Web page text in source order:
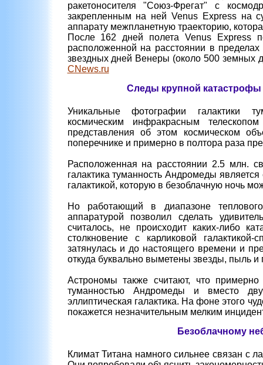
ракетоносителя "Союз-Фрегат" с
закрепленным на ней Venus Express на
аппарату межпланетную траекторию,
После 162 дней полета Venus Express
расположенной на расстоянии в
звездных дней Венеры (около 500 земных
CNews.ru
Следы крупной
Уникальные фотографии галактики
космическим инфракрасным
представления об этом космическом
поперечнике и примерно в полтора раза
Расположенная на расстоянии 2.5 млн.
галактика туманность Андромеды
галактикой, которую в безоблачную ночь
Но работающий в диапазоне
аппаратурой позволил сделать
считалось, не происходит каких-либо
столкновение с карликовой
затянулась и до настоящего времени и
откуда буквально выметены звезды, пыль и
Астрономы также считают, что
туманностью Андромеды и вместо
эллиптическая галактика. На фоне этого
покажется незначительным мелким
Безоблачному
Климат Титана намного сильнее связан с